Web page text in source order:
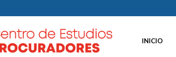
INICIO